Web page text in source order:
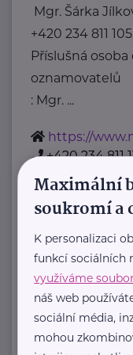
Mgr. Šárka
+420 234 811
Příslušná
oznamovatelů
: Mgr. ...
https://
+420 234 811
Žižkova 403
Nadační fond
je nezisková
posláním je
zdraví dětí ...
Maximální
soukromí a
K personalizaci
funkcí sociálních
využíváme
náš web
sociální média,
mohou